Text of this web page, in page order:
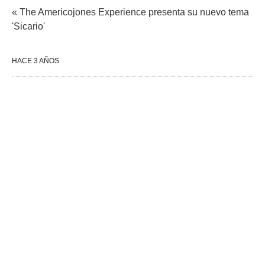
« The Americojones Experience presenta su nuevo tema
'Sicario'
HACE 3 AÑOS